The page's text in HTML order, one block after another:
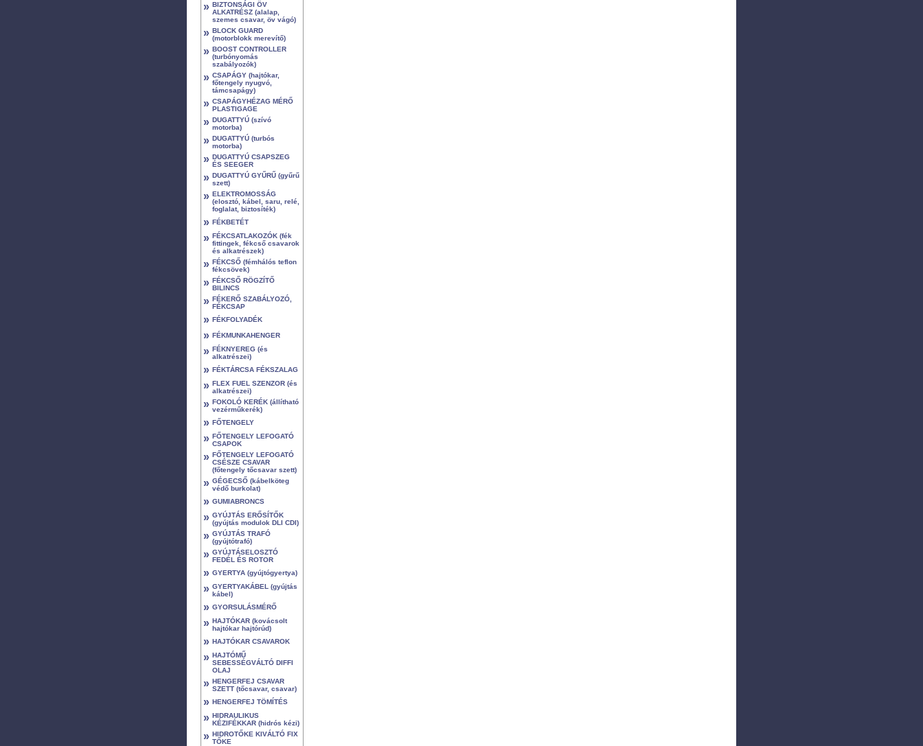
» BIZTONSÁGI ÖV
ALKATRÉSZ (alalap,
szemes csavar, öv vágó)
» BLOCK GUARD
(motorblokk merevítő)
» BOOST CONTROLLER
(turbónyomás
szabályozók)
» CSAPÁGY (hajtókar,
főtengely nyugvó,
támcsapágy)
» CSAPÁGYHÉZAG MÉRŐ
PLASTIGAGE
» DUGATTYÚ (szívó
motorba)
» DUGATTYÚ (turbós
motorba)
» DUGATTYÚ CSAPSZEG
ÉS SEEGER
» DUGATTYÚ GYŰRŰ (gyűrű
szett)
» ELEKTROMOSSÁG
(elosztó, kábel, saru, relé,
foglalat, biztosíték)
» FÉKBETÉT
» FÉKCSATLAKOZÓK (fék
fittingek, fékcső csavarok
és alkatrészek)
» FÉKCSŐ (fémhálós teflon
fékcsövek)
» FÉKCSŐ RÖGZÍTŐ
BILINCS
» FÉKERŐ SZABÁLYOZÓ,
FÉKCSAP
» FÉKFOLYADÉK
» FÉKMUNKAHENGER
» FÉKNYEREG (és
alkatrészei)
» FÉKTÁRCSA FÉKSZALAG
» FLEX FUEL SZENZOR (és
alkatrészei)
» FOKOLÓ KERÉK (állítható
vezérműkerék)
» FŐTENGELY
» FŐTENGELY LEFOGATÓ
CSAPOK
» FŐTENGELY LEFOGATÓ
CSÉSZE CSAVAR
(főtengely tőcsavar szett)
» GÉGECSŐ (kábelköteg
védő burkolat)
» GUMIABRONCS
» GYÚJTÁS ERŐSÍTŐK
(gyújtás modulok DLI CDI)
» GYÚJTÁS TRAFÓ
(gyújtótrafó)
» GYÚJTÁSELOSZTÓ
FEDÉL ÉS ROTOR
» GYERTYA (gyújtógyertya)
» GYERTYAKÁBEL (gyújtás
kábel)
» GYORSULÁSMÉRŐ
» HAJTÓKAR (kovácsolt
hajtókar hajtórúd)
» HAJTÓKAR CSAVAROK
» HAJTÓMŰ
SEBESSÉGVÁLTÓ DIFFI
OLAJ
» HENGERFEJ CSAVAR
SZETT (tőcsavar, csavar)
» HENGERFEJ TÖMÍTÉS
» HIDRAULIKUS
KÉZIFÉKKAR (hidrós kézi)
» HIDROTŐKE KIVÁLTÓ FIX
TŐKE